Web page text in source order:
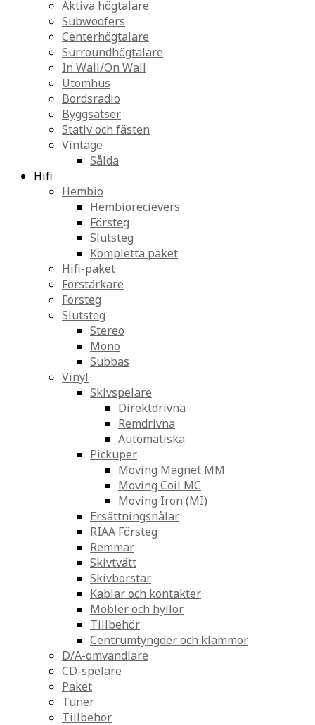
Aktiva högtalare
Subwoofers
Centerhögtalare
Surroundhögtalare
In Wall/On Wall
Utomhus
Bordsradio
Byggsatser
Stativ och fästen
Vintage
Sålda
Hifi
Hembio
Hembiorecievers
Försteg
Slutsteg
Kompletta paket
Hifi-paket
Förstärkare
Försteg
Slutsteg
Stereo
Mono
Subbas
Vinyl
Skivspelare
Direktdrivna
Remdrivna
Automatiska
Pickuper
Moving Magnet MM
Moving Coil MC
Moving Iron (MI)
Ersättningsnålar
RIAA Försteg
Remmar
Skivtvätt
Skivborstar
Kablar och kontakter
Möbler och hyllor
Tillbehör
Centrumtyngder och klämmor
D/A-omvandlare
CD-spelare
Paket
Tuner
Tillbehör